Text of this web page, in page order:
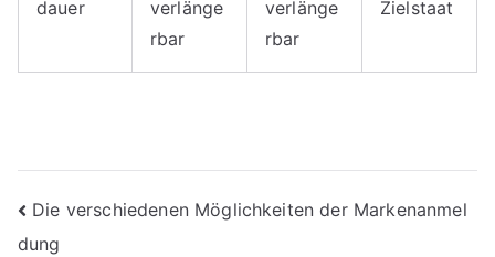
dauer
verlänge
rbar
verlänge
rbar
Zielstaat
Beitragsnavigation
Die verschiedenen Möglichkeiten der Markenanmel
dung